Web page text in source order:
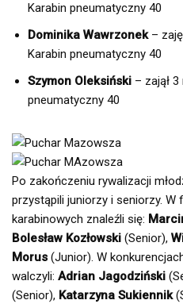
Karabin pneumatyczny 40
Dominika Wawrzonek–
Karabin pneumatyczny 40
Szymon Oleksiński – zajął
pneumatyczny 40
Po zakończeniu rywalizacji
przystąpili juniorzy i seniorzy. W
karabinowych znaleźli się:
Bolesław Kozłowski (Senior),
Morus (Junior). W
walczyli: Adrian Jagodziński
(Senior), Katarzyna Sukiennik